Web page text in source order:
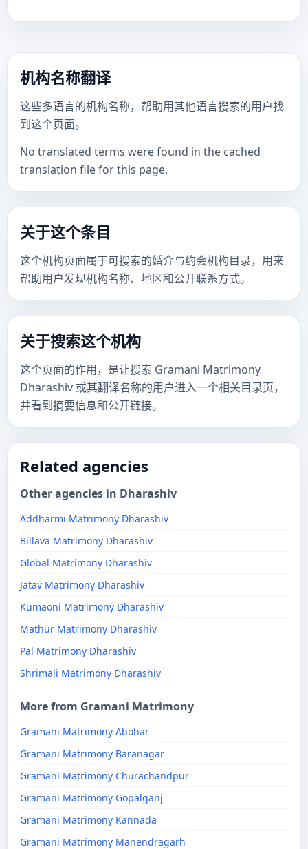
机构名称翻译
这些多语言的机构名称，帮助用其他语言搜索的用户找
到这个页面。
No translated terms were found in the cached
translation file for this page.
关于这个条目
这个机构页面属于可搜索的婚介与约会机构目录，用来
帮助用户发现机构名称、地区和公开联系方式。
关于搜索这个机构
这个页面的作用，是让搜索 Gramani Matrimony
Dharashiv 或其翻译名称的用户进入一个相关目录页，
并看到摘要信息和公开链接。
Related agencies
Other agencies in Dharashiv
Addharmi Matrimony Dharashiv
Billava Matrimony Dharashiv
Global Matrimony Dharashiv
Jatav Matrimony Dharashiv
Kumaoni Matrimony Dharashiv
Mathur Matrimony Dharashiv
Pal Matrimony Dharashiv
Shrimali Matrimony Dharashiv
More from Gramani Matrimony
Gramani Matrimony Abohar
Gramani Matrimony Baranagar
Gramani Matrimony Churachandpur
Gramani Matrimony Gopalganj
Gramani Matrimony Kannada
Gramani Matrimony Manendragarh